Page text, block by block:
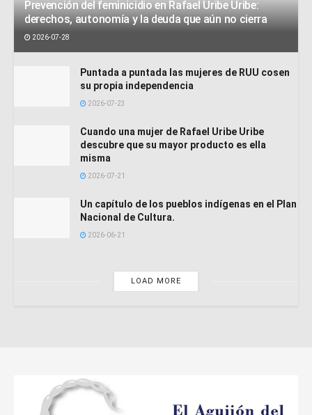
Prevención del feminicidio en Rafael Uribe Uribe:
derechos, autonomía y la deuda que aún no cierra
2026-07-28
Puntada a puntada las mujeres de RUU cosen
su propia independencia
2026-07-23
Cuando una mujer de Rafael Uribe Uribe
descubre que su mayor producto es ella
misma
2026-07-21
Un capítulo de los pueblos indígenas en el Plan
Nacional de Cultura.
2026-06-21
LOAD MORE